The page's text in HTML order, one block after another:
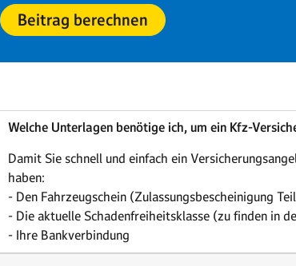
Beitrag berechnen
Welche Unterlagen benötige ich, um ein Kfz-
Damit Sie schnell und einfach ein
haben:
- Den Fahrzeugschein (Zulassungsbescheinigung
- Die aktuelle Schadenfreiheitsklasse (zu finden in
- Ihre Bankverbindung